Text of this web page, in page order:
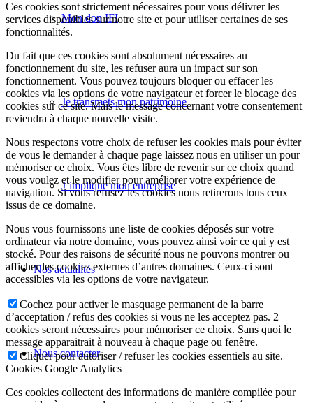
Mon don IFI
Je transmets mon patrimoine
J’implique mon entreprise
Nos actualités
Nous contacter
Ces cookies sont strictement nécessaires pour vous délivrer les
services disponibles sur notre site et pour utiliser certaines de ses
fonctionnalités.
Du fait que ces cookies sont absolument nécessaires au
fonctionnement du site, les refuser aura un impact sur son
fonctionnement. Vous pouvez toujours bloquer ou effacer les
cookies via les options de votre navigateur et forcer le blocage des
cookies sur ce site. Mais le message concernant votre consentement
reviendra à chaque nouvelle visite.
Nous respectons votre choix de refuser les cookies mais pour éviter
de vous le demander à chaque page laissez nous en utiliser un pour
mémoriser ce choix. Vous êtes libre de revenir sur ce choix quand
vous voulez et le modifier pour améliorer votre expérience de
navigation. Si vous refusez les cookies nous retirerons tous ceux
issus de ce domaine.
Nous vous fournissons une liste de cookies déposés sur votre
ordinateur via notre domaine, vous pouvez ainsi voir ce qui y est
stocké. Pour des raisons de sécurité nous ne pouvons montrer ou
afficher les cookies externes d’autres domaines. Ceux-ci sont
accessibles via les options de votre navigateur.
Cochez pour activer le masquage permanent de la barre
d’acceptation / refus des cookies si vous ne les acceptez pas. 2
cookies seront nécessaires pour mémoriser ce choix. Sans quoi le
message apparaitrait à nouveau à chaque page ou fenêtre.
Cliquer pour autoriser / refuser les cookies essentiels au site.
Cookies Google Analytics
Ces cookies collectent des informations de manière compilée pour